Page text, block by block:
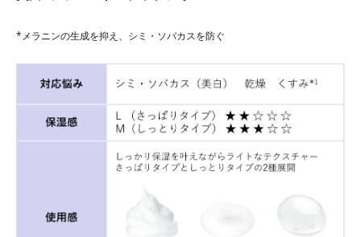
*メラニンの生成を抑え、シミ・ソバカスを防ぐ